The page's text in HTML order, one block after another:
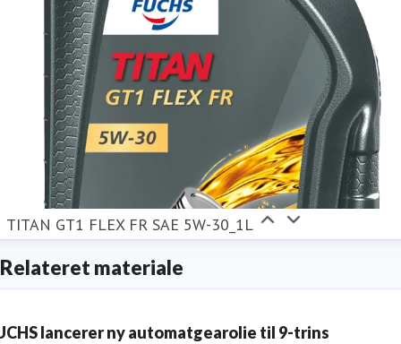
TITAN GT1 FLEX FR SAE 5W-30_1L
Relateret materiale
lancerer ny automatgearolie til 9-trins